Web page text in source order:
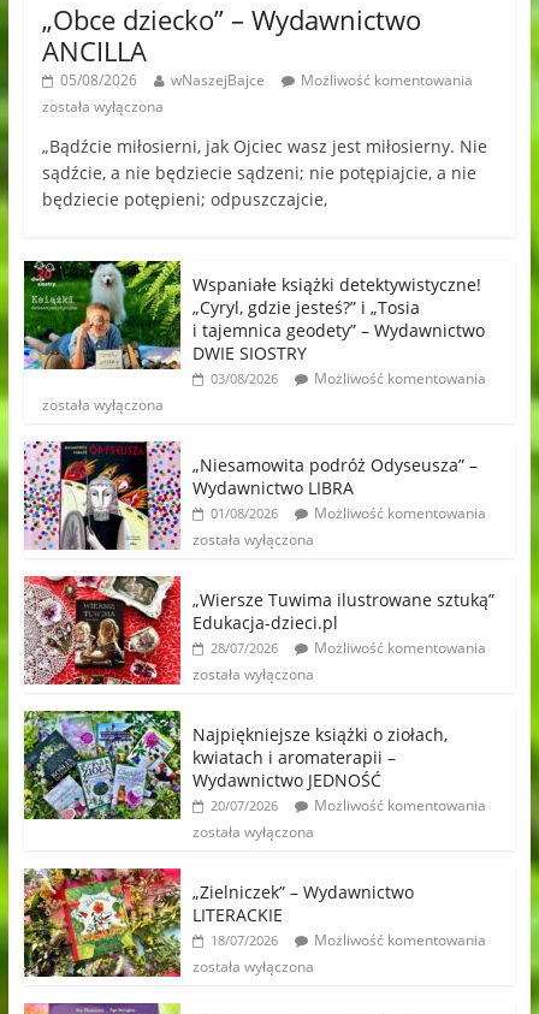
„Obce dziecko” – Wydawnictwo
ANCILLA
05/08/2026 wNaszejBajce
Możliwość komentowania
została wyłączona
„Bądźcie miłosierni, jak Ojciec wasz jest miłosierny. Nie
sądźcie, a nie będziecie sądzeni; nie potępiajcie, a nie
będziecie potępieni; odpuszczajcie,
Wspaniałe książki detektywistyczne!
„Cyryl, gdzie jesteś?” i „Tosia
i tajemnica geodety” – Wydawnictwo
DWIE SIOSTRY
03/08/2026
Możliwość komentowania
została wyłączona
„Niesamowita podróż Odyseusza” –
Wydawnictwo LIBRA
01/08/2026
Możliwość komentowania
została wyłączona
„Wiersze Tuwima ilustrowane sztuką”
Edukacja-dzieci.pl
28/07/2026
Możliwość komentowania
została wyłączona
Najpiękniejsze książki o ziołach,
kwiatach i aromaterapii –
Wydawnictwo JEDNOŚĆ
20/07/2026
Możliwość komentowania
została wyłączona
„Zielniczek” – Wydawnictwo
LITERACKIE
18/07/2026
Możliwość komentowania
została wyłączona